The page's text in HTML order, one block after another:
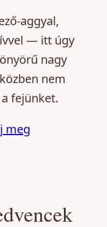
aggyal,
— itt úgy
nagy
nem
fejünket.
meg